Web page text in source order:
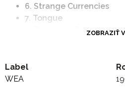
6. Strange Currencies
7. Tongue
8. Bang and Blame
11. Circus Envy
ZOBRAZIŤ
Label
WEA